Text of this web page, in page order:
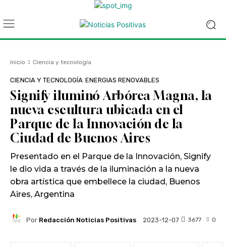
Inicio Ciencia y tecnología
CIENCIA Y TECNOLOGÍA ENERGIAS RENOVABLES
Signify iluminó Arbórea Magna, la
nueva escultura ubicada en el
Parque de la Innovación de la
Ciudad de Buenos Aires
Presentado en el Parque de la Innovación, Signify
le dio vida a través de la iluminación a la nueva
obra artística que embellece la ciudad, Buenos
Aires, Argentina
Por Redacción Noticias Positivas 2023-12-07 0
3677